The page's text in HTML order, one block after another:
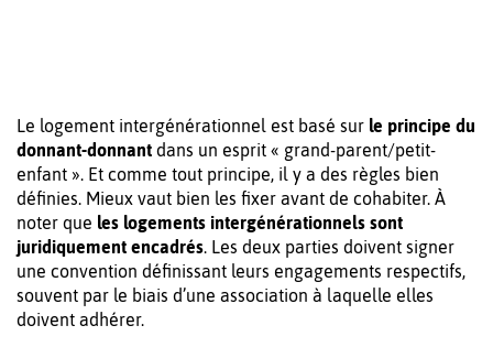
Le logement intergénérationnel est basé sur le principe du
donnant-donnant dans un esprit « grand-parent/petit-
enfant ». Et comme tout principe, il y a des règles bien
définies. Mieux vaut bien les fixer avant de cohabiter. À
noter que les logements intergénérationnels sont
juridiquement encadrés. Les deux parties doivent signer
une convention définissant leurs engagements respectifs,
souvent par le biais d’une association à laquelle elles
doivent adhérer.